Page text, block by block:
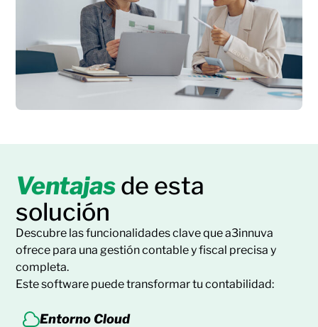
Ventajasde esta
solución
Descubre las funcionalidades clave que a3innuva
ofrece para una gestión contable y fiscal precisa y
completa.
Este software puede transformar tu contabilidad:
Entorno Cloud